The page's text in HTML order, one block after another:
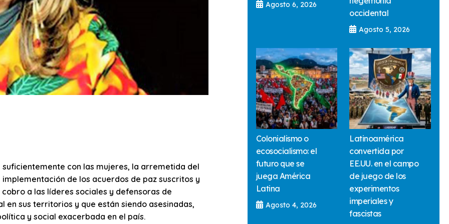
con las mujeres, la arremetida del
de los acuerdos de paz suscritos y
a las líderes sociales y defensoras de
en sus territorios y que están siendo asesinadas,
y social exacerbada en el país.
Agosto 6, 2026
occidental
Agosto 5, 2026
Colonialismo o
ecosocialismo: el
futuro que se
juega América
Latina
Agosto 4, 2026
Latinoamérica
convertida por
EE.UU. en el campo
de juego de los
experimentos
imperiales y
fascistas